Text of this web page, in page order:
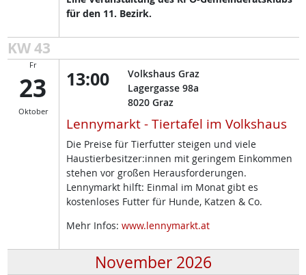
für den 11. Bezirk.
KW 43
Fr
23
Oktober
13:00
Volkshaus Graz
Lagergasse 98a
8020 Graz
Lennymarkt - Tiertafel im Volkshaus
Die Preise für Tierfutter steigen und viele
Haustierbesitzer:innen mit geringem Einkommen
stehen vor großen Herausforderungen.
Lennymarkt hilft: Einmal im Monat gibt es
kostenloses Futter für Hunde, Katzen & Co.
Mehr Infos: www.lennymarkt.at
November 2026